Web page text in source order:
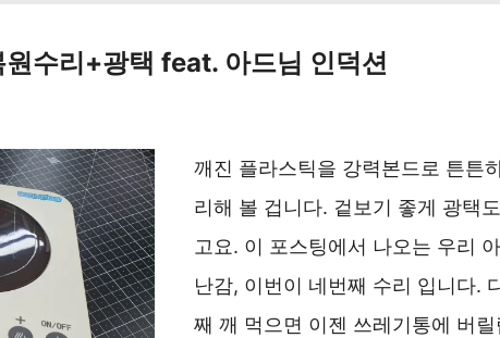
수리+광택 feat. 아드님 인덕션
깨진 플라스틱을 강력본드로 튼튼
리해 볼 겁니다. 겉보기 좋게 광택
고요. 이 포스팅에서 나오는 우리
난감, 이번이 네번째 수리 입니다.
째 깨 먹으면 이젠 쓰레기통에 버릴